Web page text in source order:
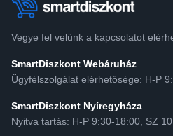
Vegye fel velünk a kapcsolatot
SmartDiszkont Webáruház
Ügyfélszolgálat elérhetősége: H-P
SmartDiszkont Nyíregyháza
Nyitva tartás: H-P 9:30-18:00, SZ